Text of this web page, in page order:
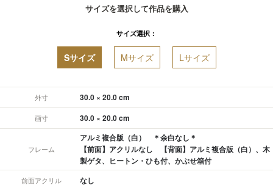
サイズを選択して作品を購入
サイズ選択：
Sサイズ Mサイズ Lサイズ
外寸 30.0 × 20.0 cm
画寸 30.0 × 20.0 cm
フレーム
アルミ複合版（白） ＊余白なし＊
【前面】アクリルなし 【背面】アルミ複合版（白）、木
製ゲタ、ヒートン・ひも付、かぶせ箱付
前面アクリル なし